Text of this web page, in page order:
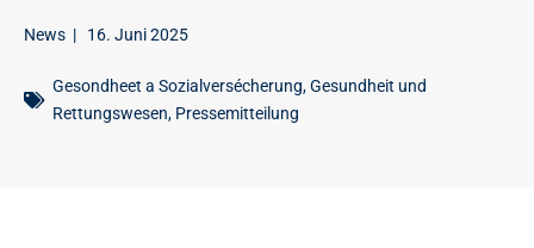
News | 16. Juni 2025
Gesondheet a Sozialversécherung,Gesundheit und
Rettungswesen, Pressemitteilung